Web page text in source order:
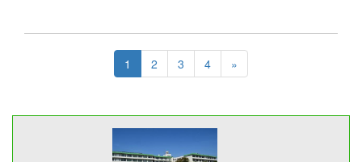
1 2 3 4 »